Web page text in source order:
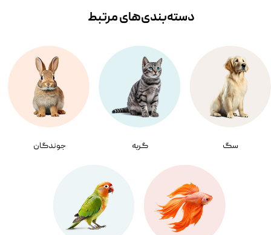
سگ گربه جوندگان
دسته‌بندی‌‌های مرتبط